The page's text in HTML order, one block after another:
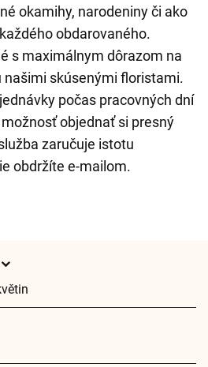
okamihy, narodeniny či ako
obdarovaného.
s maximálnym dôrazom na
skúsenými floristami.
počas pracovných dní
objednať si presný
zaručuje istotu
obdržíte e-mailom.